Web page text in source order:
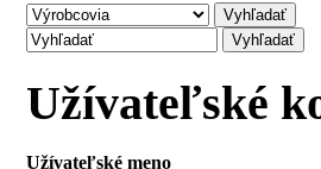
Užívateľské
Užívateľské meno